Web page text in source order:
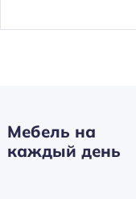
Мебель на
каждый день